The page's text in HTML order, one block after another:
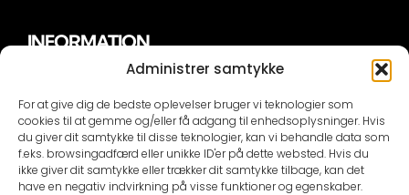
Administrer samtykke
For at give dig de bedste oplevelser bruger vi teknologier som
cookies til at gemme og/eller få adgang til enhedsoplysninger. Hvis
du giver dit samtykke til disse teknologier, kan vi behandle data som
f.eks. browsingadfærd eller unikke ID'er på dette websted. Hvis du
ikke giver dit samtykke eller trækker dit samtykke tilbage, kan det
have en negativ indvirkning på visse funktioner og egenskaber.
INFORMATION
Handelsinformation
Persondatapolitik
Cookie politik
KONTAKTINFORMATION